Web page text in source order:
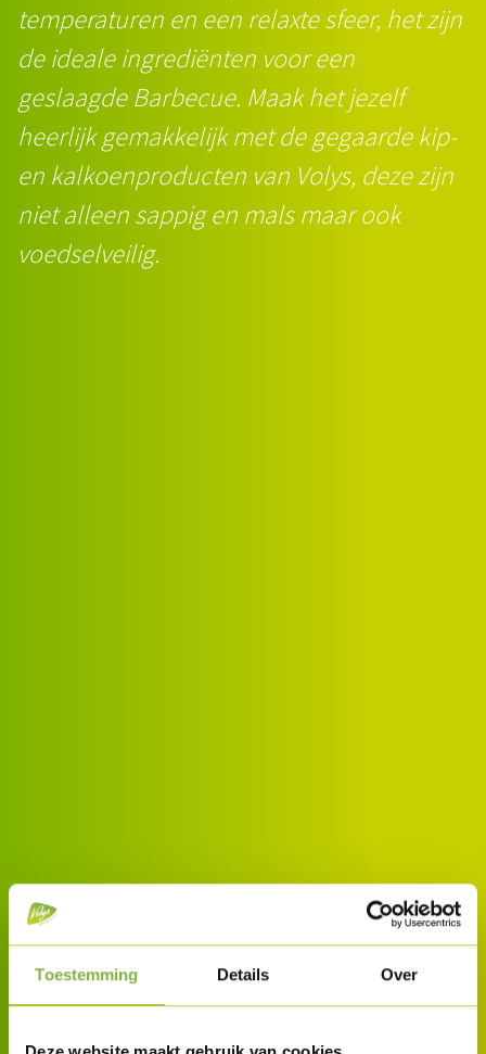
Toestemming Details Over
temperaturen en een relaxte sfeer, het zijn
de ideale ingrediënten voor een
geslaagde Barbecue. Maak het jezelf
heerlijk gemakkelijk met de gegaarde kip-
en kalkoenproducten van Volys, deze zijn
niet alleen sappig en mals maar ook
voedselveilig.